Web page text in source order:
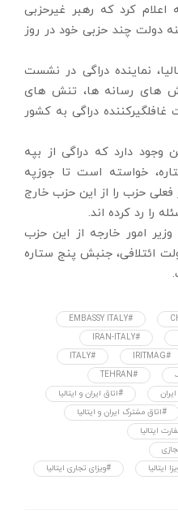
اعلام کرد که رهبر غیرحزبی
دولت چند حزبی خود در روز
نماینده دراگی در نشست
های رسانه ها، تنش های
دراگی به کشور
وجود دارد که دراگی از بپه
خواسته است تا جوزپه
حزب را از این حزب خارج
را رد کرده اند.
امور خارجه از این حزب
ائتلافی، جنبش پنج ستاره
#EMBASSY ITALY
#IRAN-ITALY
#IRITMAG
#ITALY
#TEHRAN
#اتاق ایران و ایتالیا
#اتاق مشترک ایران و ایتالیا
ایتالیا
ایتالیا #ویزای تجاری ایتالیا